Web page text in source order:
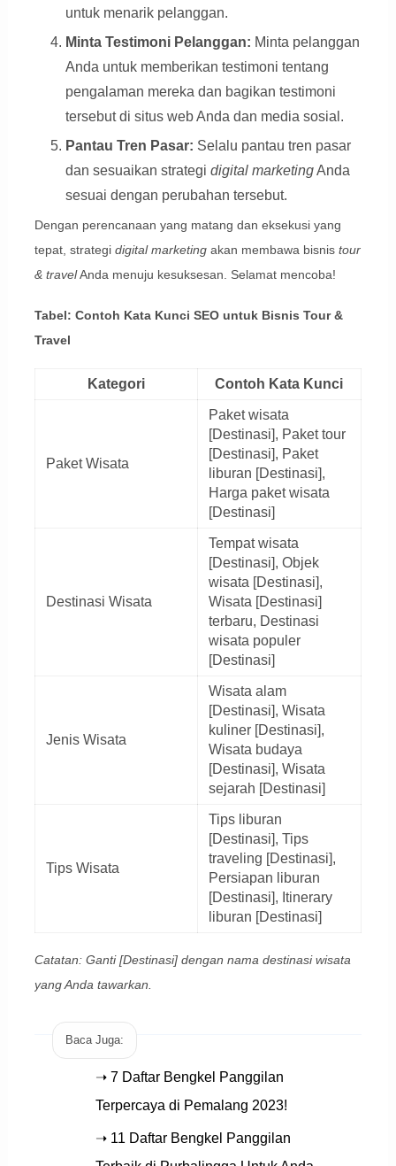
untuk menarik pelanggan.
Minta Testimoni Pelanggan: Minta pelanggan
Anda untuk memberikan testimoni tentang
pengalaman mereka dan bagikan testimoni
tersebut di situs web Anda dan media sosial.
Pantau Tren Pasar: Selalu pantau tren pasar
dan sesuaikan strategi digital marketingAnda
sesuai dengan perubahan tersebut.
Dengan perencanaan yang matang dan eksekusi yang
tepat, strategi digital marketingakan membawa bisnis tour
& travelAnda menuju kesuksesan. Selamat mencoba!
Tabel: Contoh Kata Kunci SEO untuk Bisnis Tour &
Travel
Kategori Contoh Kata Kunci
Paket Wisata
Paket wisata
[Destinasi], Paket tour
[Destinasi], Paket
liburan [Destinasi],
Harga paket wisata
[Destinasi]
Destinasi Wisata
Tempat wisata
[Destinasi], Objek
wisata [Destinasi],
Wisata [Destinasi]
terbaru, Destinasi
wisata populer
[Destinasi]
Jenis Wisata
Wisata alam
[Destinasi], Wisata
kuliner [Destinasi],
Wisata budaya
[Destinasi], Wisata
sejarah [Destinasi]
Tips Wisata
Tips liburan
[Destinasi], Tips
traveling [Destinasi],
Persiapan liburan
[Destinasi], Itinerary
liburan [Destinasi]
Catatan: Ganti [Destinasi] dengan nama destinasi wisata
yang Anda tawarkan.
Baca Juga:
➝ 7 Daftar Bengkel Panggilan
Terpercaya di Pemalang 2023!
➝ 11 Daftar Bengkel Panggilan